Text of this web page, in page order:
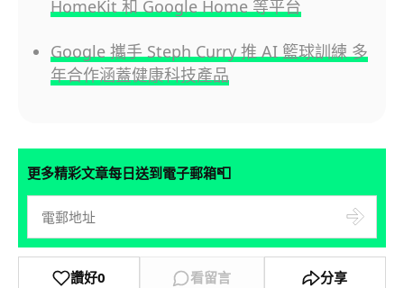
HomeKit 和 Google Home 等平台
Google 攜手 Steph Curry 推 AI 籃球訓練 多
年合作涵蓋健康科技產品
更多精彩文章每日送到電子郵箱📮
讚好0 看留言 分享